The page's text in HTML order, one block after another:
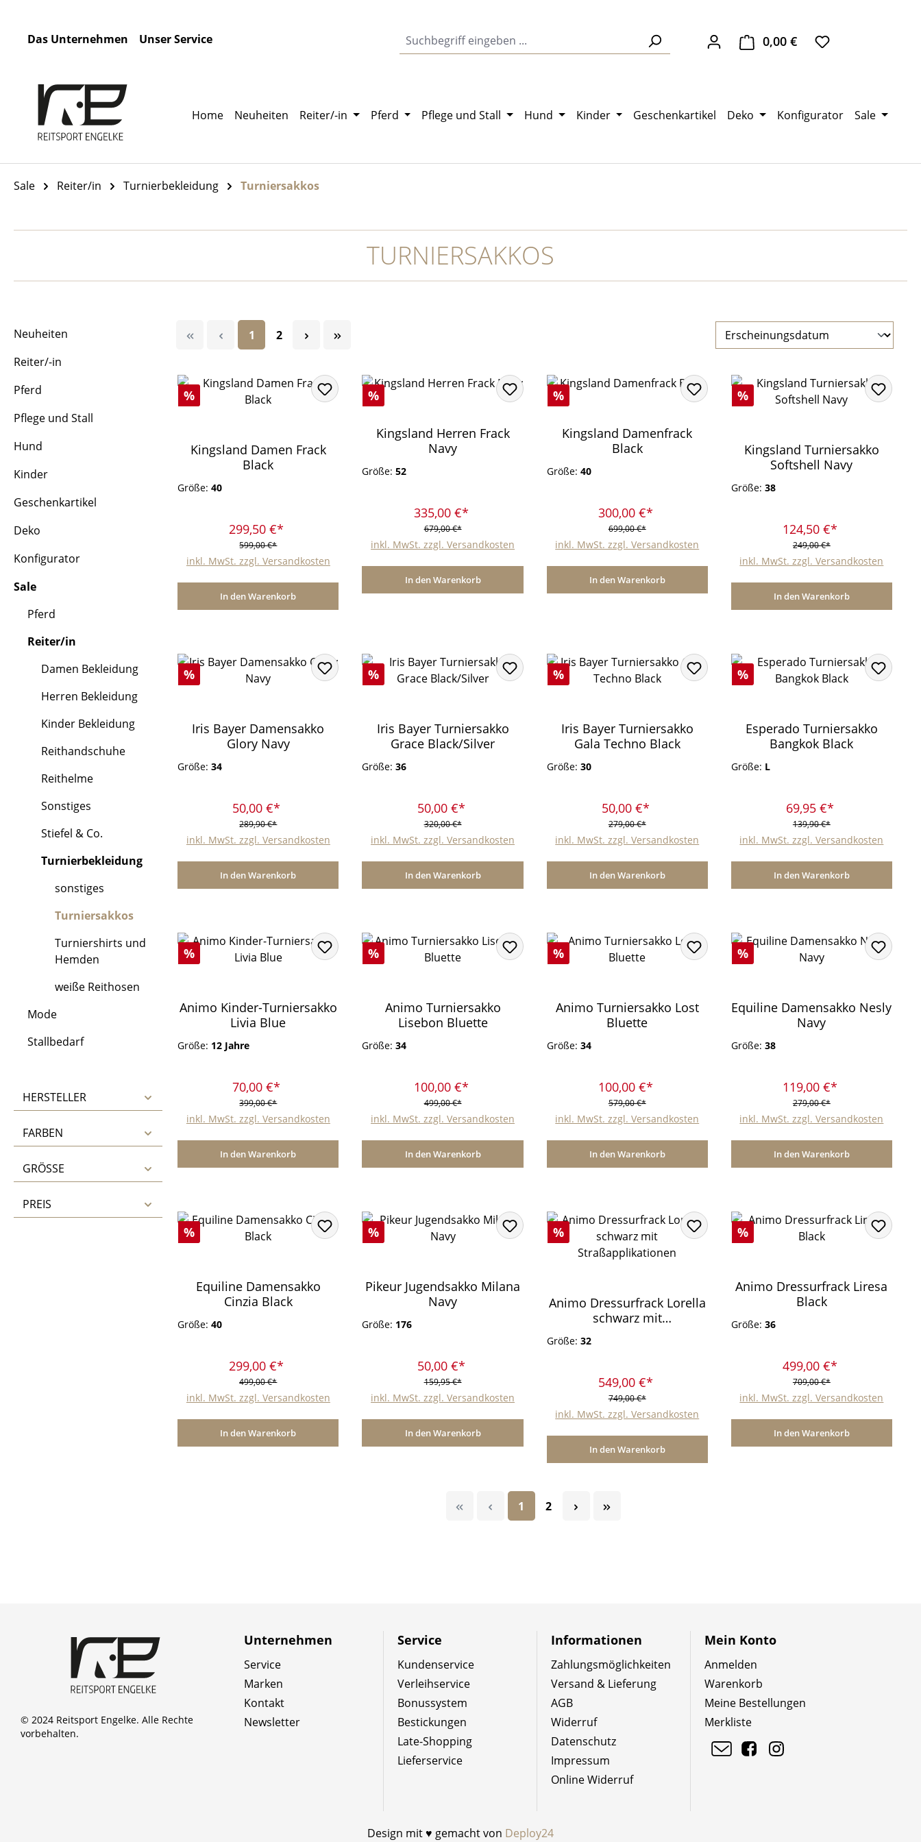
Das Unternehmen
Unser Service 0,00 €Warenkorb enthält 0
Home Neuheiten Reiter/-in Pferd Pflege und Stall Hund Kinder Geschenkartikel Deko Konfigurator Sale
Sale Reiter/in Turnierbekleidung Turniersakkos
TURNIERSAKKOS
Neuheiten
Reiter/-in
Pferd
Pflege und Stall
Hund
Kinder
Geschenkartikel
Deko
Konfigurator
Sale
Pferd
Reiter/in
Damen Bekleidung
Herren Bekleidung
Kinder Bekleidung
Reithandschuhe
Reithelme
Sonstiges
Stiefel & Co.
Turnierbekleidung
sonstiges
Turniersakkos
Turniershirts und
Hemden
weiße Reithosen
Mode
Stallbedarf
HERSTELLER
FARBEN
GRÖSSE
PREIS
Seite
1 Seite
2
Rabatt
%
Kingsland Damen Frack
Black
Größe:40
299,50 €*
599,00 €*
inkl. MwSt. zzgl. Versandkosten
In den Warenkorb
Rabatt
%
Kingsland Herren Frack
Navy
Größe:52
335,00 €*
679,00 €*
inkl. MwSt. zzgl. Versandkosten
In den Warenkorb
Rabatt
%
Kingsland Damenfrack
Black
Größe: 40
300,00 €*
699,00 €*
inkl. MwSt. zzgl. Versandkosten
In den Warenkorb
Rabatt
%
Kingsland Turniersakko
Softshell Navy
Größe: 38
124,50 €*
249,00 €*
inkl. MwSt. zzgl. Versandkosten
In den Warenkorb
Rabatt
%
Iris Bayer Damensakko
Glory Navy
Größe:34
50,00 €*
289,90 €*
inkl. MwSt. zzgl. Versandkosten
In den Warenkorb
Rabatt
%
Iris Bayer Turniersakko
Grace Black/Silver
Größe:36
50,00 €*
320,00 €*
inkl. MwSt. zzgl. Versandkosten
In den Warenkorb
Rabatt
%
Iris Bayer Turniersakko
Gala Techno Black
Größe: 30
50,00 €*
279,00 €*
inkl. MwSt. zzgl. Versandkosten
In den Warenkorb
Rabatt
%
Esperado Turniersakko
Bangkok Black
Größe: L
69,95 €*
139,90 €*
inkl. MwSt. zzgl. Versandkosten
In den Warenkorb
Rabatt
%
Animo Kinder-Turniersakko
Livia Blue
Größe: 12 Jahre
70,00 €*
399,00 €*
inkl. MwSt. zzgl. Versandkosten
In den Warenkorb
Rabatt
%
Animo Turniersakko
Lisebon Bluette
Größe:34
100,00 €*
499,00 €*
inkl. MwSt. zzgl. Versandkosten
In den Warenkorb
Rabatt
%
Animo Turniersakko Lost
Bluette
Größe: 34
100,00 €*
579,00 €*
inkl. MwSt. zzgl. Versandkosten
In den Warenkorb
Rabatt
%
Equiline Damensakko Nesly
Navy
Größe: 38
119,00 €*
279,00 €*
inkl. MwSt. zzgl. Versandkosten
In den Warenkorb
Rabatt
%
Equiline Damensakko
Cinzia Black
Größe:40
299,00 €*
499,00 €*
inkl. MwSt. zzgl. Versandkosten
In den Warenkorb
Rabatt
%
Pikeur Jugendsakko Milana
Navy
Größe: 176
50,00 €*
159,95 €*
inkl. MwSt. zzgl. Versandkosten
In den Warenkorb
Rabatt
%
Animo Dressurfrack Lorella
schwarz mit
Größe: 32
549,00 €*
749,00 €*
inkl. MwSt. zzgl. Versandkosten
In den Warenkorb
Rabatt
%
Animo Dressurfrack Liresa
Black
Größe: 36
499,00 €*
709,00 €*
inkl. MwSt. zzgl. Versandkosten
In den Warenkorb
Seite
1 Seite
2
© 2024 Reitsport Engelke. Alle Rechte
vorbehalten.
Unternehmen
Service
Marken
Kontakt
Newsletter
Service
Kundenservice
Verleihservice
Bonussystem
Bestickungen
Late-Shopping
Lieferservice
Informationen
Zahlungsmöglichkeiten
Versand & Lieferung
AGB
Widerruf
Datenschutz
Impressum
Online Widerruf
Mein Konto
Anmelden
Warenkorb
Meine Bestellungen
Merkliste
Design mit ♥ gemacht von Deploy24